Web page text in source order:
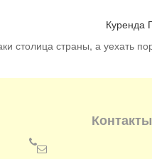
Куренда
столица страны, а уехать
Контакты